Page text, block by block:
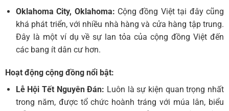
Oklahoma City, Oklahoma: Cộng đồng Việt tại đây cũng
khá phát triển, với nhiều nhà hàng và cửa hàng tập trung.
Đây là một ví dụ về sự lan tỏa của cộng đồng Việt đến
các bang ít dân cư hơn.
Hoạt động cộng đồng nổi bật:
Lễ Hội Tết Nguyên Đán: Luôn là sự kiện quan trọng nhất
trong năm, được tổ chức hoành tráng với múa lân, biểu